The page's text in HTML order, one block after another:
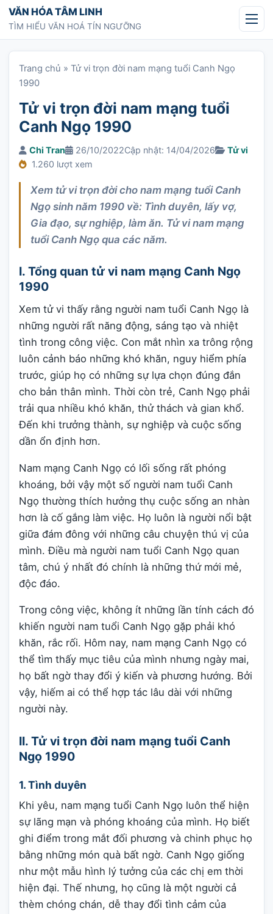
Chuyển tới nội dung
VĂN HÓA TÂM LINH
TÌM HIỂU VĂN HOÁ TÍN NGƯỠNG
Trang chủ » Tử vi trọn đời nam mạng tuổi Canh Ngọ
1990
Tử vi trọn đời nam mạng tuổi
Canh Ngọ 1990
Chi Tran 26/10/2022Cập nhật: 14/04/2026
Tử vi
1.260 lượt xem
Xem tử vi trọn đời cho nam mạng tuổi Canh
Ngọ sinh năm 1990 về: Tình duyên, lấy vợ,
Gia đạo, sự nghiệp, làm ăn. Tử vi nam mạng
tuổi Canh Ngọ qua các năm.
I. Tổng quan tử vi nam mạng Canh Ngọ
1990
Xem tử vi thấy rằng người nam tuổi Canh Ngọ là
những người rất năng động, sáng tạo và nhiệt
tình trong công việc. Con mắt nhìn xa trông rộng
luôn cảnh báo những khó khăn, nguy hiểm phía
trước, giúp họ có những sự lựa chọn đúng đắn
cho bản thân mình. Thời còn trẻ, Canh Ngọ phải
trải qua nhiều khó khăn, thử thách và gian khổ.
Đến khi trưởng thành, sự nghiệp và cuộc sống
dần ổn định hơn.
Nam mạng Canh Ngọ có lối sống rất phóng
khoáng, bởi vậy một số người nam tuổi Canh
Ngọ thường thích hưởng thụ cuộc sống an nhàn
hơn là cố gắng làm việc. Họ luôn là người nổi bật
giữa đám đông với những câu chuyện thú vị của
mình. Điều mà người nam tuổi Canh Ngọ quan
tâm, chú ý nhất đó chính là những thứ mới mẻ,
độc đáo.
Trong công việc, không ít những lần tính cách đó
khiến người nam tuổi Canh Ngọ gặp phải khó
khăn, rắc rối. Hôm nay, nam mạng Canh Ngọ có
thể tìm thấy mục tiêu của mình nhưng ngày mai,
họ bất ngờ thay đổi ý kiến và phương hướng. Bởi
vậy, hiếm ai có thể hợp tác lâu dài với những
người này.
II. Tử vi trọn đời nam mạng tuổi Canh
Ngọ 1990
1. Tình duyên
Khi yêu, nam mạng tuổi Canh Ngọ luôn thể hiện
sự lãng mạn và phóng khoáng của mình. Họ biết
ghi điểm trong mắt đối phương và chinh phục họ
bằng những món quà bất ngờ. Canh Ngọ giống
như một mẫu hình lý tưởng của các chị em thời
hiện đại. Thế nhưng, họ cũng là một người cả
thèm chóng chán, dễ thay đổi tình cảm của